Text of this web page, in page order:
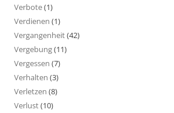
Verbote(1)
Verdienen (1)
Vergangenheit(42)
Vergebung(11)
Vergessen (7)
Verhalten (3)
Verletzen (8)
Verlust(10)